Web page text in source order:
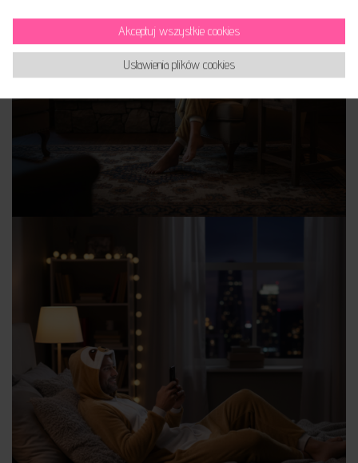
Ustawienia plików cookies
Akceptuj wszystkie cookies